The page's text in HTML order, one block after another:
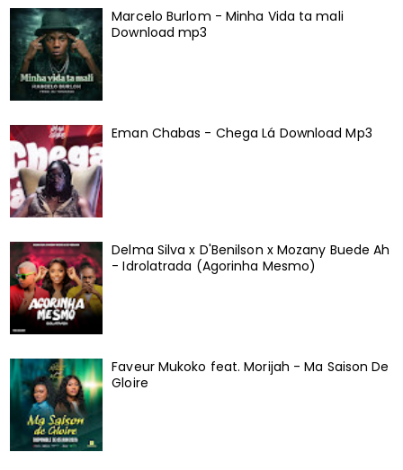
Marcelo Burlom - Minha Vida ta mali
Download mp3
Eman Chabas - Chega Lá Download Mp3
Delma Silva x D'Benilson x Mozany Buede Ah
- Idrolatrada (Agorinha Mesmo)
Faveur Mukoko feat. Morijah - Ma Saison De
Gloire